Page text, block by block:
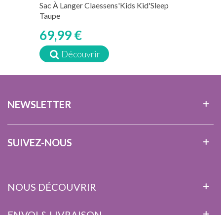
Sac À Langer Claessens'Kids Kid'Sleep
Taupe
69,99 €
Découvrir
NEWSLETTER
SUIVEZ-NOUS
NOUS DÉCOUVRIR